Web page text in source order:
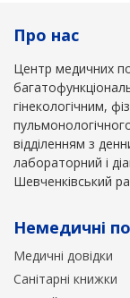
Про нас
Центр медичних
гінекологічним,
відділенням з
лабораторний і
Шевченківський
Немедичні
Медичні довідки
Санітарні книжки